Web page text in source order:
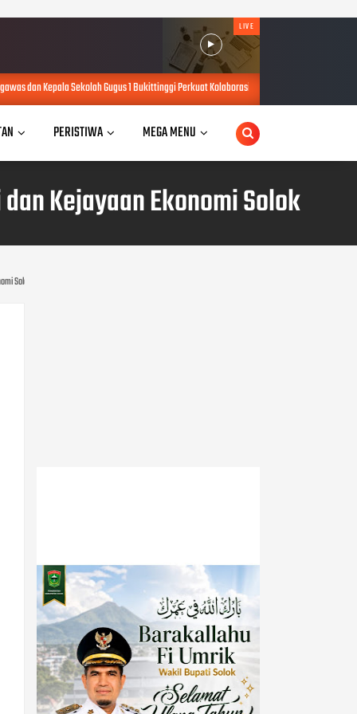
LIVE
Gugus 1 Bukittinggi Perkuat Kolaborasi untuk Mendorong Pembelajaran Mendalam
PERISTIWA MEGA MENU
Kejayaan Ekonomi Solok
Solok